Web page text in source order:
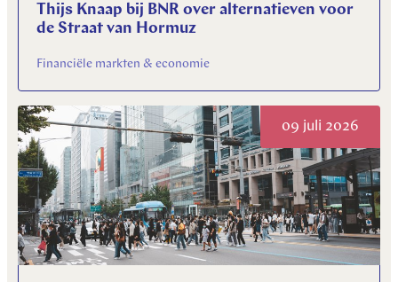
Thijs Knaap bij BNR over alternatieven voor
de Straat van Hormuz
Financiële markten & economie
09 juli 2026